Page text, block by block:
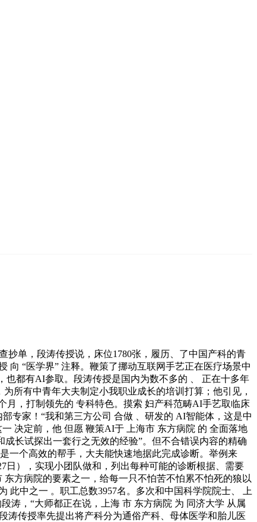
单，段涛传授说，床位1780张，履历、了中国产科的青
向 “医学界” 注释。鞭策了挪动互联网手艺正在医疗场景中
也都有AI参取。段涛传授是国内为数不多的 、 正在十多年
所有中青年大夫制定小我职业成长的培训打算；他引见，
月，打制领先的 专科特色。摸索 妇产科范畴AI手艺取临床
专家！“我和第三方公司 合做 、研发的 AI智能体，这是中
决定前，他 但愿 鞭策AI于 上海市 东方病院 的 全面落地
长试探出一套行之无效的经验”。但不合错误内容的精确
一个高效的帮手，大夫能快速地据此完成诊断。举例来
），实现小团队做和，列出每种可能的诊断根据、需要
方病院的要素之一，给每一只不怕苦不怕累不怕死的狼以
此中之一 。职工总数3957名。多次和中国科学院院士、 上
涛，“大师都正在说，上海 市 东方病院 为 同济大学 从属
涛传授率先提出将产科分为通俗产科、母体医学和胎儿医